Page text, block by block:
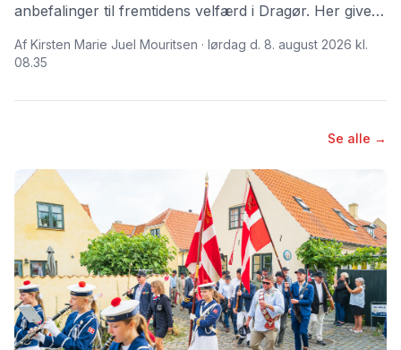
anbefalinger til fremtidens velfærd i Dragør. Her giver
kommunalpolitikerne i år har valgt at arbejde videre
Af Kirsten Marie Juel Mouritsen · lørdag d. 8. august 2026 kl.
08.35
Se alle →